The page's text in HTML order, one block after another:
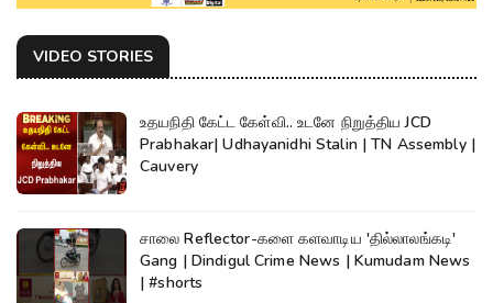
VIDEO STORIES
உதயநிதி கேட்ட கேள்வி.. உடனே நிறுத்திய JCD
Prabhakar| Udhayanidhi Stalin | TN Assembly |
Cauvery
சாலை Reflector-களை களவாடிய 'தில்லாலங்கடி'
Gang | Dindigul Crime News | Kumudam News
| #shorts